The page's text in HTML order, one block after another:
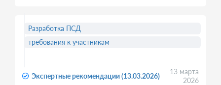
Экспертные рекомендации (13.03.2026)
13 марта
2026
Разработка ПСД
требования к участникам